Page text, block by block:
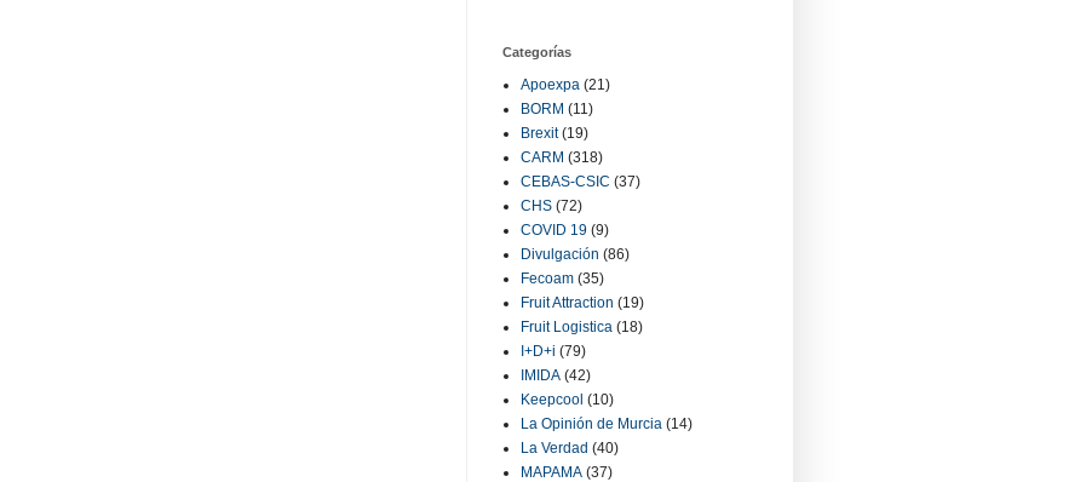
Categorías
Apoexpa (21)
BORM (11)
Brexit (19)
CARM (318)
CEBAS-CSIC (37)
CHS (72)
COVID 19 (9)
Divulgación (86)
Fecoam (35)
Fruit Attraction (19)
Fruit Logistica (18)
I+D+i (79)
IMIDA (42)
Keepcool (10)
La Opinión de Murcia (14)
La Verdad (40)
MAPAMA (37)